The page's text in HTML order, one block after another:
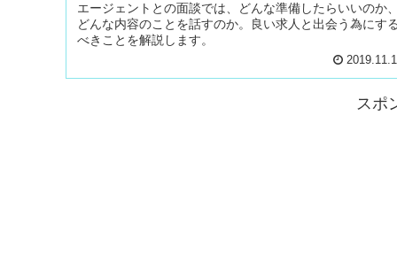
エージェントとの面談では、どんな準備したらいいのか、
どんな内容のことを話すのか。良い求人と出会う為にする
べきことを解説します。
スポ